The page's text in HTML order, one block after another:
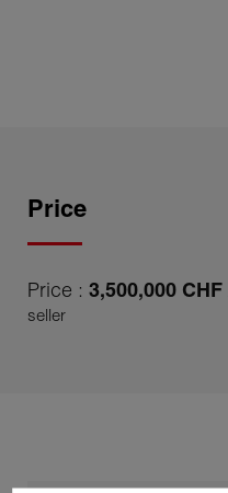
Price
Price : 3,500,000 CHF
seller